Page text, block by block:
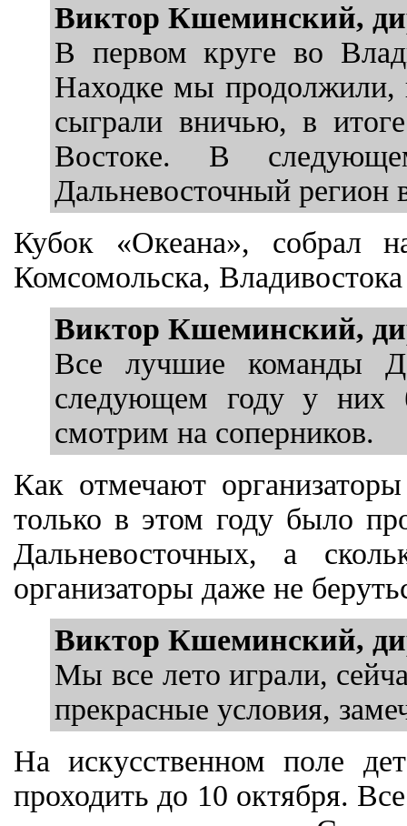
Виктор Кшеминский,
В первом круге во
Находке мы продолжили,
сыграли вничью, в
Востоке. В
Дальневосточный регион
Кубок «Океана», собрал
Комсомольска,
Виктор Кшеминский,
Все лучшие команды
следующем году у
смотрим на соперников.
Как отмечают
только в этом году было
Дальневосточных, а
организаторы даже не
Виктор Кшеминский,
Мы все лето играли,
прекрасные условия,
На искусственном поле
проходить до 10 октября.